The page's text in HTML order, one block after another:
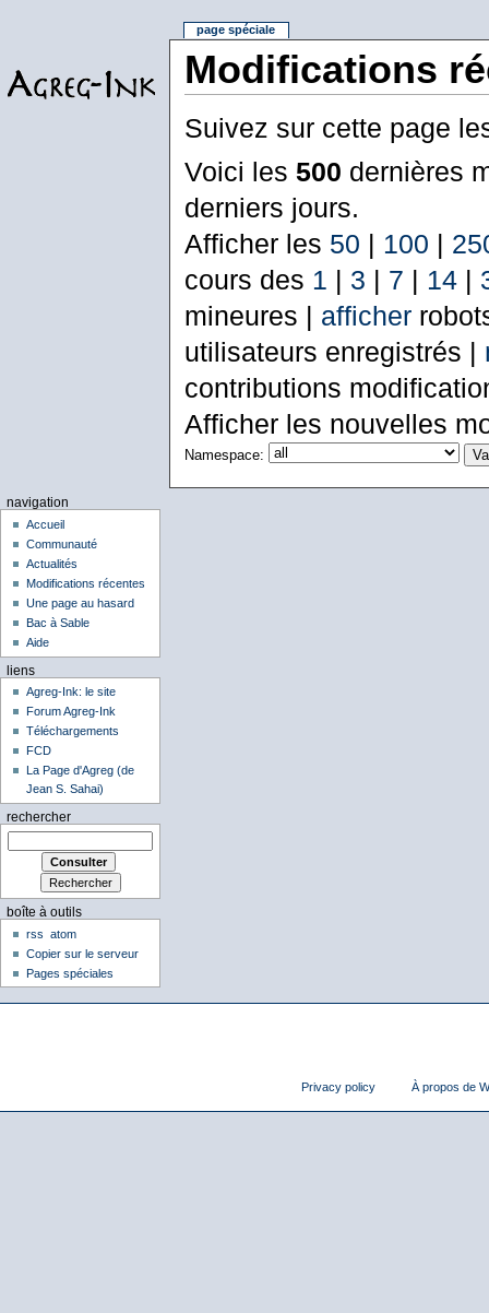
Modifications
Suivez sur cette page
Voici les 500 dernières
derniers jours.
Afficher les 50 | 100 |
cours des 1 | 3 | 7 | 14|
mineures | afficher
utilisateurs enregistrés |
contributions
Afficher les nouvelles
Namespace:
page spéciale
navigation
Accueil
Communauté
Actualités
Modifications récentes
Une page au hasard
Bac à Sable
Aide
liens
Agreg-Ink: le site
Forum Agreg-Ink
Téléchargements
FCD
La Page d'Agreg (de
Jean S. Sahai)
rechercher
boîte à outils
rss
atom
Copier sur le serveur
Pages spéciales
Privacy policy À propos de